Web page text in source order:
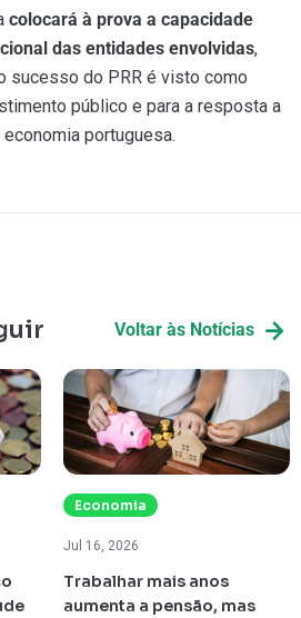
colocará à prova a capacidade
das entidades envolvidas,
sucesso do PRR é visto como
público e para a resposta a
portuguesa.
Voltar às Notícias
Economia
Jul 16, 2026
Trabalhar mais anos
aumenta a pensão, mas